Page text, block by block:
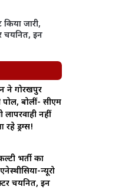
जारी,
चयनित, इन
ने गोरखपुर
पोल, बोलीं- सीएम
नहीं
ड्रग्स!
भर्ती का
न्यूरो
चयनित, इन